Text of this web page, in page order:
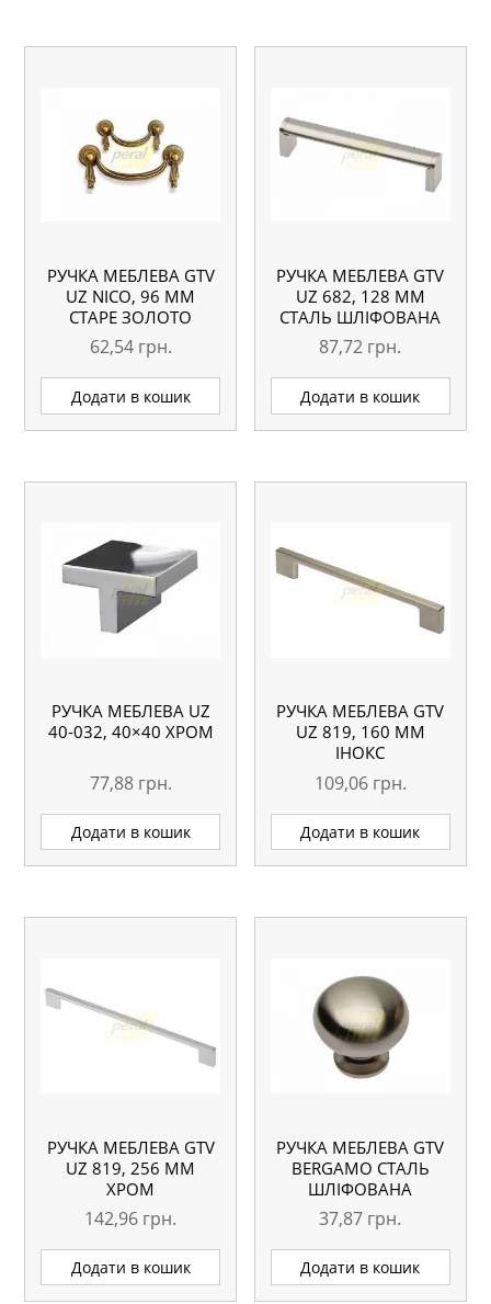
РУЧКА МЕБЛЕВА GTV
UZ NICO, 96 ММ
СТАРЕ ЗОЛОТО
62,54 грн.
Додати в кошик
РУЧКА МЕБЛЕВА GTV
UZ 682, 128 ММ
СТАЛЬ ШЛІФОВАНА
87,72 грн.
Додати в кошик
РУЧКА МЕБЛЕВА UZ
40-032, 40×40 ХРОМ
77,88 грн.
Додати в кошик
РУЧКА МЕБЛЕВА GTV
UZ 819, 160 ММ
ІНОКС
109,06 грн.
Додати в кошик
РУЧКА МЕБЛЕВА GTV
UZ 819, 256 ММ
ХРОМ
142,96 грн.
Додати в кошик
РУЧКА МЕБЛЕВА GTV
BERGAMO СТАЛЬ
ШЛІФОВАНА
37,87 грн.
Додати в кошик